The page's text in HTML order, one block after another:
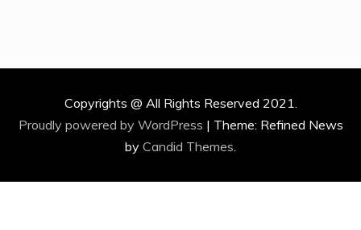
Copyrights @ All Rights Reserved 2021.
Proudly powered by WordPress | Theme: Refined News
by Candid Themes.